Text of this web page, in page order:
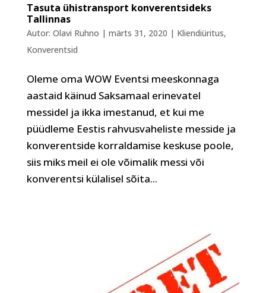
Tasuta ühistransport konverentsideks
Tallinnas
Autor: Olavi Ruhno | märts 31, 2020 | Kliendiüritus,
Konverentsid
Oleme oma WOW Eventsi meeskonnaga
aastaid käinud Saksamaal erinevatel
messidel ja ikka imestanud, et kui me
püüdleme Eestis rahvusvaheliste messide ja
konverentside korraldamise keskuse poole,
siis miks meil ei ole võimalik messi või
konverentsi külalisel sõita...